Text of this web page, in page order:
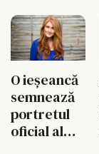
O ieșeancă
semnează
portretul
oficial al